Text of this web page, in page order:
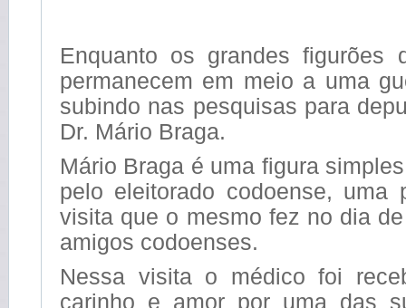
Enquanto os grandes figurões
permanecem em meio a uma
subindo nas pesquisas para
Dr. Mário Braga.
Mário Braga é uma figura
pelo eleitorado codoense, uma
visita que o mesmo fez no dia
amigos codoenses.
Nessa visita o médico foi
carinho e amor por uma das